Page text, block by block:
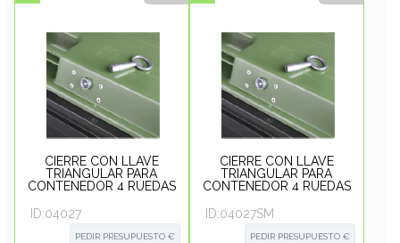
CIERRE CON LLAVE
TRIANGULAR PARA
CONTENEDOR 4 RUEDAS
ID:04027
PEDIR PRESUPUESTO €
CIERRE CON LLAVE
TRIANGULAR PARA
CONTENEDOR 4 RUEDAS
ID:04027SM
PEDIR PRESUPUESTO €